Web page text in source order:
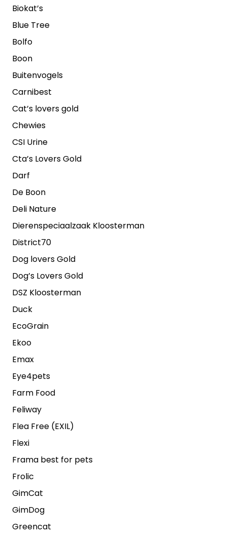
Biokat’s
Blue Tree
Bolfo
Boon
Buitenvogels
Carnibest
Cat’s lovers gold
Chewies
CSI Urine
Cta’s Lovers Gold
Darf
De Boon
Deli Nature
Dierenspeciaalzaak Kloosterman
District70
Dog lovers Gold
Dog’s Lovers Gold
DSZ Kloosterman
Duck
EcoGrain
Ekoo
Emax
Eye4pets
Farm Food
Feliway
Flea Free (EXIL)
Flexi
Frama best for pets
Frolic
GimCat
GimDog
Greencat